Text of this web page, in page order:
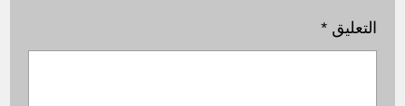
التعليق*